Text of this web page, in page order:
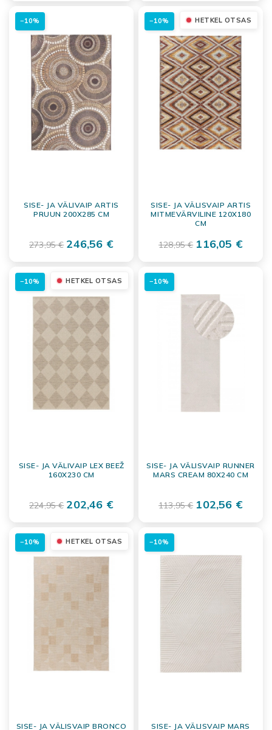
SISE- JA VÄLIVAIP ARTIS
PRUUN 200X285 CM
273,95 € 246,56 €
−10% HETKEL OTSAS
SISE- JA VÄLISVAIP ARTIS
MITMEVÄRVILINE 120X180
CM
128,95 € 116,05 €
−10%
HETKEL OTSAS
SISE- JA VÄLIVAIP LEX BEEŽ
160X230 CM
224,95 € 202,46 €
−10%
SISE- JA VÄLISVAIP RUNNER
MARS CREAM 80X240 CM
113,95 € 102,56 €
−10%
HETKEL OTSAS
SISE- JA VÄLISVAIP BRONCO
−10%
SISE- JA VÄLISVAIP MARS
−10%